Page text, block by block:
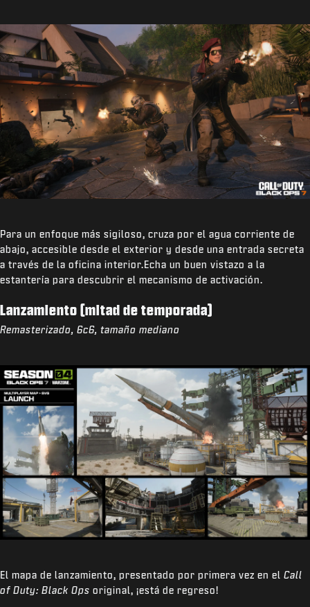
Para un enfoque más sigiloso, cruza por el agua corriente de
abajo, accesible desde el exterior y desde una entrada secreta
a través de la oficina interior.Echa un buen vistazo a la
estantería para descubrir el mecanismo de activación.
Lanzamiento (mitad de temporada)
Remasterizado, 6c6, tamaño mediano
El mapa de lanzamiento, presentado por primera vez en el Call
of Duty: Black Ops original, ¡está de regreso!